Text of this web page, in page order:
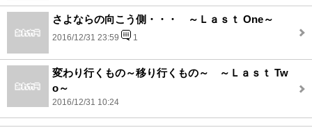
さよならの向こう側・・・ ～Ｌａｓｔ One～
2016/12/31 23:59 1
変わり行くもの～移り行くもの～ ～Ｌａｓｔ Tw
o～
2016/12/31 10:24